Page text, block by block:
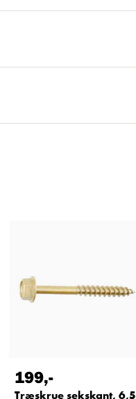
199,-
Træskrue sekskant, 6,5